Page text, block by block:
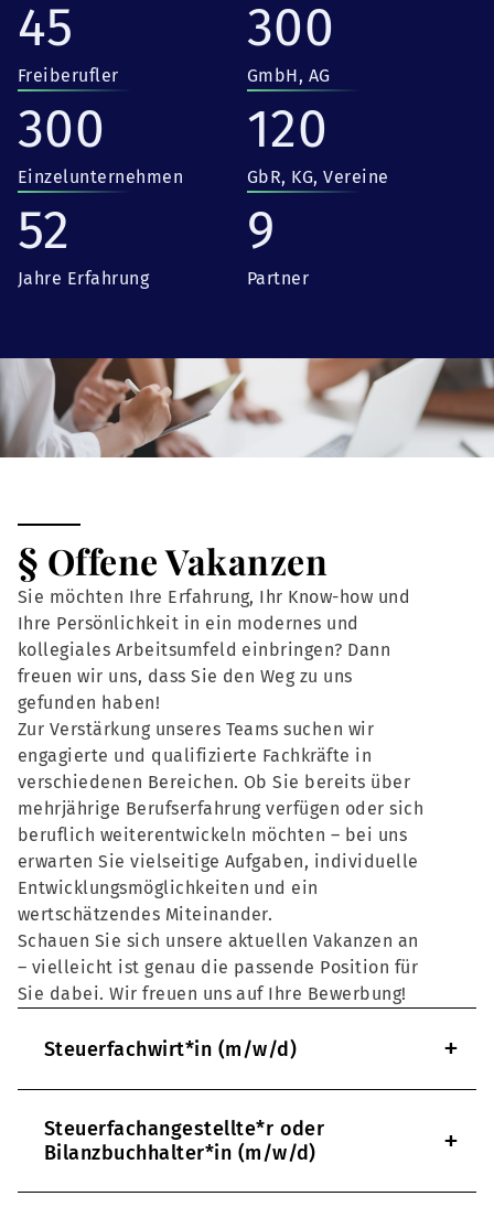
45
Freiberufler
300
GmbH, AG
300
Einzelunternehmen
120
GbR, KG, Vereine
52
Jahre Erfahrung
9
Partner
§ Offene Vakanzen
Sie möchten Ihre Erfahrung, Ihr Know-how und
Ihre Persönlichkeit in ein modernes und
kollegiales Arbeitsumfeld einbringen? Dann
freuen wir uns, dass Sie den Weg zu uns
gefunden haben!
Zur Verstärkung unseres Teams suchen wir
engagierte und qualifizierte Fachkräfte in
verschiedenen Bereichen. Ob Sie bereits über
mehrjährige Berufserfahrung verfügen oder sich
beruflich weiterentwickeln möchten – bei uns
erwarten Sie vielseitige Aufgaben, individuelle
Entwicklungsmöglichkeiten und ein
wertschätzendes Miteinander.
Schauen Sie sich unsere aktuellen Vakanzen an
– vielleicht ist genau die passende Position für
Sie dabei. Wir freuen uns auf Ihre Bewerbung!
Steuerfachwirt*in (m/w/d) +
Steuerfachangestellte*r oder
Bilanzbuchhalter*in (m/w/d)
+